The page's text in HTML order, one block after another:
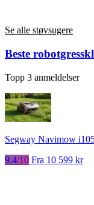
Se alle støvsugere
Beste
Topp 3 anmeldelser
Segway Navimow
9.4/10 Fra 10 599 kr